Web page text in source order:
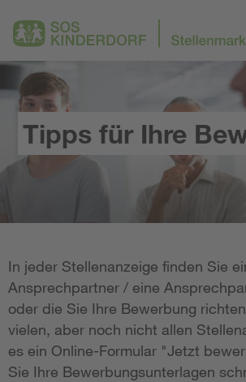
Tipps für Ihre
In jeder Stellenanzeige finden Sie
Ansprechpartner / eine
oder die Sie Ihre Bewerbung
vielen, aber noch nicht allen
es ein Online-Formular "Jetzt
Sie Ihre Bewerbungsunterlagen